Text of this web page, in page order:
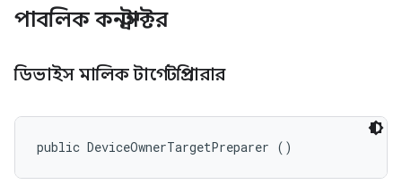
পাবলিক কনস্ট্রাক্টর
ডিভাইস মালিক টার্গেটপ্রিপারার
public DeviceOwnerTargetPreparer ()